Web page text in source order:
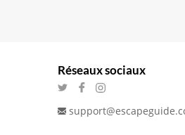
Réseaux sociaux